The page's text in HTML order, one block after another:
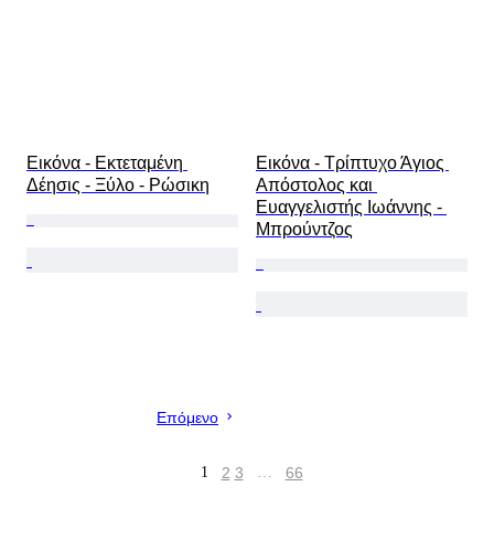
Εικόνα - Εκτεταμένη
Δέησις - Ξύλο - Ρώσικη
Εικόνα - Τρίπτυχο Άγιος
Απόστολος και
Ευαγγελιστής Ιωάννης -
Μπρούντζος
Επόμενο
1 2 3 … 66